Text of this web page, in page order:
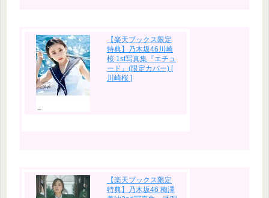
【楽天ブックス限定
特典】乃木坂46川崎
桜 1st写真集『エチュ
ード』(限定カバー) [
川崎桜 ]
【楽天ブックス限定
特典】乃木坂46 梅澤